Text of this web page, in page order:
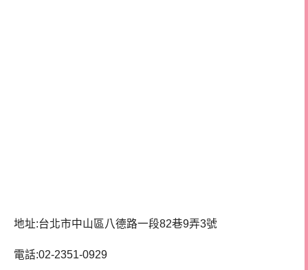
地址:台北市中山區八德路一段82巷9弄3號
電話:02-2351-0929